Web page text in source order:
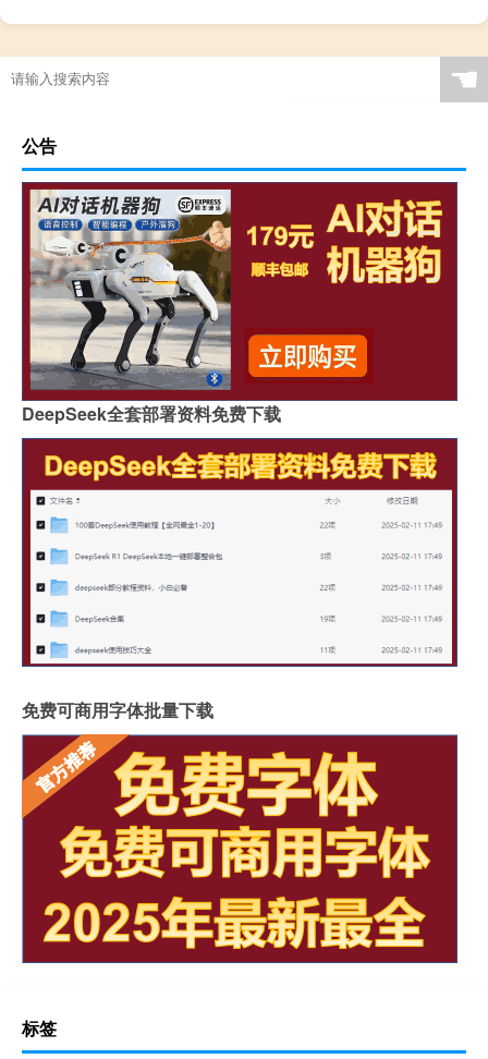
☚
公告
DeepSeek全套部署资料免费下载
免费可商用字体批量下载
标签